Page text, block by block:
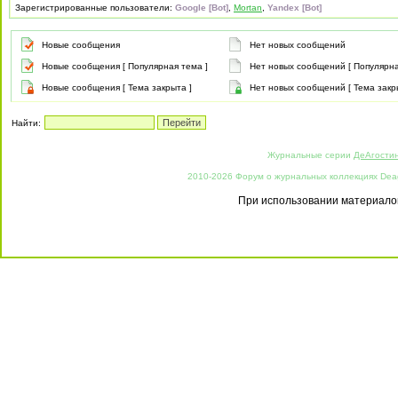
Зарегистрированные пользователи: Google [Bot] Mortan Yandex [Bot]
Новые сообщения Нет новых сообщений
Новые сообщения [ Популярная тема ] Нет новых сообщений [
Новые сообщения [ Тема закрыта ] Нет новых сообщений [ Тема
Найти:
Журнальные серии
2010-2026 Форум о журнальных коллекциях
При использовании